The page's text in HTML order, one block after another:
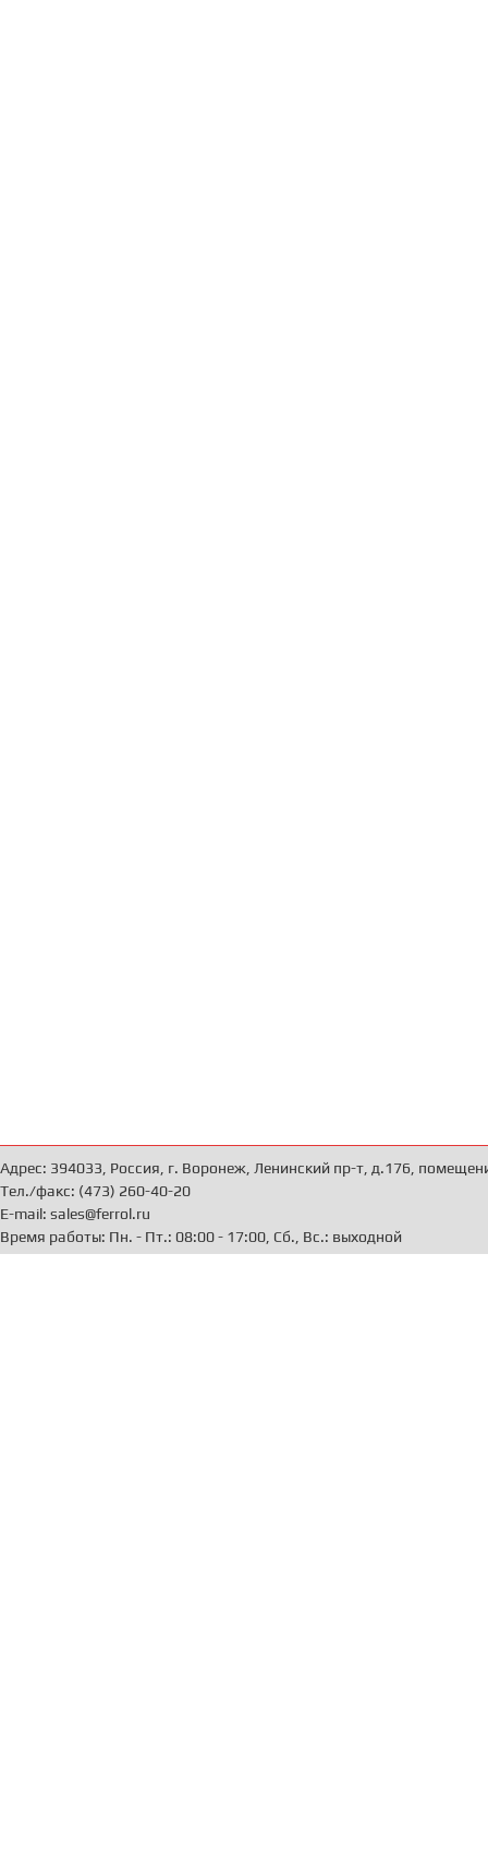
Адрес: 394033, Россия, г. Воронеж, Ленинский пр-т, д.176,
Тел./факс: (473) 260-40-20
E-mail: sales@ferrol.ru
Время работы: Пн. - Пт.: 08:00 - 17:00, Сб., Вс.: выходной